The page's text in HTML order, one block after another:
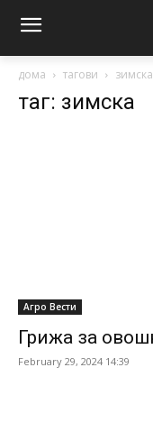
дома тагови зимска
таг: зимска
Агро Вести
Грижа за
February 29, 2024 14:39